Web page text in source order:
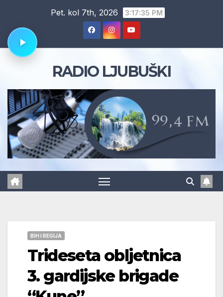
content
Pet. kol 7th, 2026 3:17:35 PM
RADIO LJUBUŠKI
BIH I REGIJA
Trideseta obljetnica
3. gardijske brigade